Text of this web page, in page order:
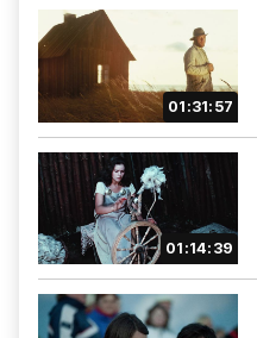
01:31:57
01:14:39